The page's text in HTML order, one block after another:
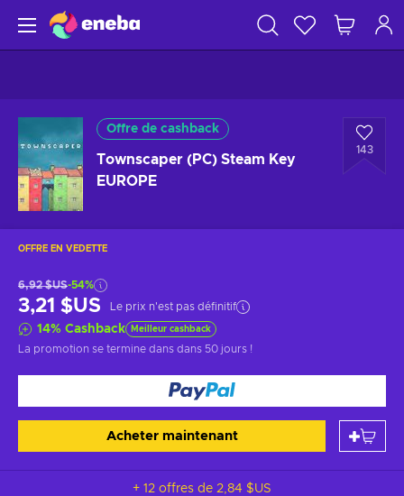
Offre de cashback
Townscaper (PC) Steam Key
EUROPE
143
OFFRE EN VEDETTE
6,92 $US-54%
3,21 $US Le prix n'est pas définitif
14% Cashback Meilleur cashback
La promotion se termine dans dans 50 jours !
Acheter maintenant
+ 12 offres de 2,84 $US